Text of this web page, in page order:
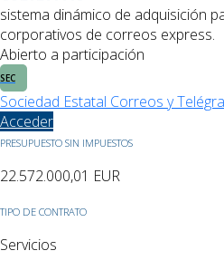
sistema dinámico de adquisición
corporativos de correos express.
Abierto a participación
SEC
Sociedad Estatal Correos y
Acceder
PRESUPUESTO SIN IMPUESTOS
22.572.000,01 EUR
TIPO DE CONTRATO
Servicios